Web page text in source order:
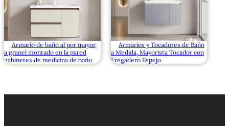
Armario de baño al por mayor,
a granel montado en la pared
gabinetes de medicina de baño
Armarios y Tocadores de Baño
a Medida, Mayorista Tocador con
Fregadero Espejo